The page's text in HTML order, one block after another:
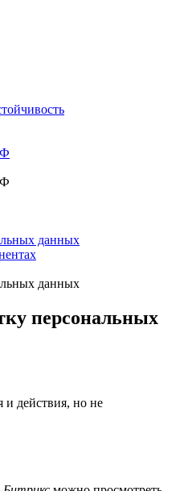
данных
данных
персональных
и действия, но не